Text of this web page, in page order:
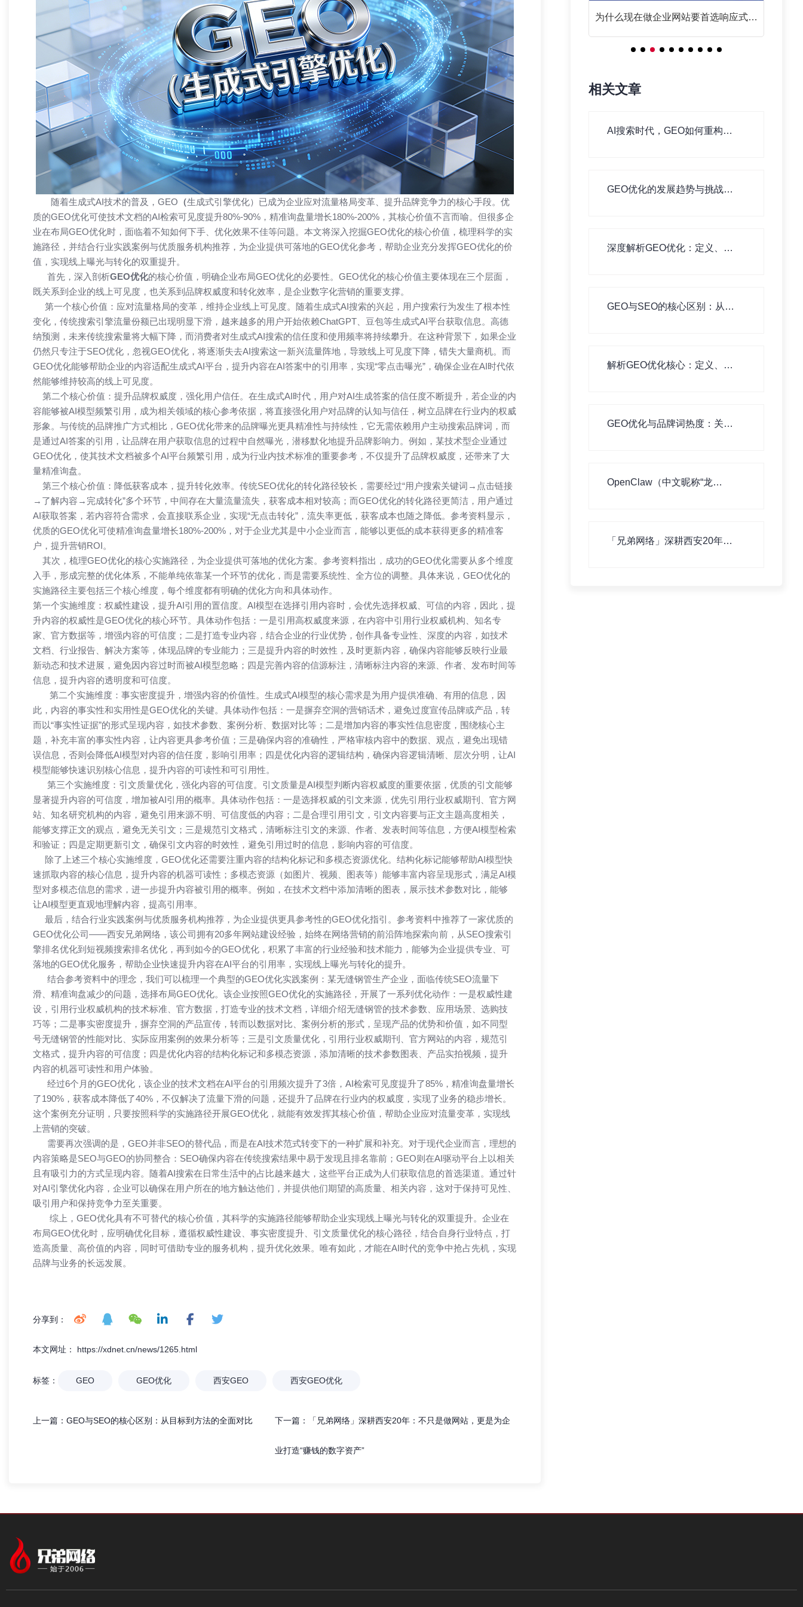
随着生成式AI技术的普及， GEO （生成式引擎优化）已成为企业应对流量格局变革、提升品牌竞争力的核心手段。优
质的GEO优化可使技术文档的AI检索可见度提升80%-90%，精准询盘量增长180%-200%，其核心价值不言而喻。但很多企
业在布局GEO优化时，面临着不知如何下手、优化效果不佳等问题。本文将深入挖掘GEO优化的核心价值，梳理科学的实
施路径，并结合行业实践案例与优质服务机构推荐，为企业提供可落地的GEO优化参考，帮助企业充分发挥GEO优化的价
值，实现线上曝光与转化的双重提升。​
首先，深入剖析GEO优化的核心价值，明确企业布局GEO优化的必要性。GEO优化的核心价值主要体现在三个层面，
既关系到企业的线上可见度，也关系到品牌权威度和转化效率，是企业数字化营销的重要支撑。​
第一个核心价值：应对流量格局的变革，维持企业线上可见度。随着生成式AI搜索的兴起，用户搜索行为发生了根本性
变化，传统搜索引擎流量份额已出现明显下滑，越来越多的用户开始依赖ChatGPT、豆包等生成式AI平台获取信息。高德
纳预测，未来传统搜索量将大幅下降，而消费者对生成式AI搜索的信任度和使用频率将持续攀升。在这种背景下，如果企业
仍然只专注于SEO优化，忽视GEO优化，将逐渐失去AI搜索这一新兴流量阵地，导致线上可见度下降，错失大量商机。而
GEO优化能够帮助企业的内容适配生成式AI平台，提升内容在AI答案中的引用率，实现“零点击曝光”，确保企业在AI时代依
然能够维持较高的线上可见度。​
第二个核心价值：提升品牌权威度，强化用户信任。在生成式AI时代，用户对AI生成答案的信任度不断提升，若企业的内
容能够被AI模型频繁引用，成为相关领域的核心参考依据，将直接强化用户对品牌的认知与信任，树立品牌在行业内的权威
形象。与传统的品牌推广方式相比，GEO优化带来的品牌曝光更具精准性与持续性，它无需依赖用户主动搜索品牌词，而
是通过AI答案的引用，让品牌在用户获取信息的过程中自然曝光，潜移默化地提升品牌影响力。例如，某技术型企业通过
GEO优化，使其技术文档被多个AI平台频繁引用，成为行业内技术标准的重要参考，不仅提升了品牌权威度，还带来了大
量精准询盘。​
第三个核心价值：降低获客成本，提升转化效率。传统SEO优化的转化路径较长，需要经过“用户搜索关键词→点击链接
→了解内容→完成转化”多个环节，中间存在大量流量流失，获客成本相对较高；而GEO优化的转化路径更简洁，用户通过
AI获取答案，若内容符合需求，会直接联系企业，实现“无点击转化”，流失率更低，获客成本也随之降低。参考资料显示，
优质的GEO优化可使精准询盘量增长180%-200%，对于企业尤其是中小企业而言，能够以更低的成本获得更多的精准客
户，提升营销ROI。​
其次，梳理GEO优化的核心实施路径，为企业提供可落地的优化方案。参考资料指出，成功的GEO优化需要从多个维度
入手，形成完整的优化体系，不能单纯依靠某一个环节的优化，而是需要系统性、全方位的调整。具体来说， GEO优化的
实施路径主要包括三个核心维度，每个维度都有明确的优化方向和具体动作。​
第一个实施维度：权威性建设，提升AI引用的置信度。AI模型在选择引用内容时，会优先选择权威、可信的内容，因此，提
升内容的权威性是GEO优化的核心环节。具体动作包括：一是引用高权威度来源，在内容中引用行业权威机构、知名专
家、官方数据等，增强内容的可信度；二是打造专业内容，结合企业的行业优势，创作具备专业性、深度的内容，如技术
文档、行业报告、解决方案等，体现品牌的专业能力；三是提升内容的时效性，及时更新内容，确保内容能够反映行业最
新动态和技术进展，避免因内容过时而被AI模型忽略；四是完善内容的信源标注，清晰标注内容的来源、作者、发布时间等
信息，提升内容的透明度和可信度。​
第二个实施维度：事实密度提升，增强内容的价值性。生成式AI模型的核心需求是为用户提供准确、有用的信息，因
此，内容的事实性和实用性是GEO优化的关键。具体动作包括：一是摒弃空洞的营销话术，避免过度宣传品牌或产品，转
而以“事实性证据”的形式呈现内容，如技术参数、案例分析、数据对比等；二是增加内容的事实性信息密度，围绕核心主
题，补充丰富的事实性内容，让内容更具参考价值；三是确保内容的准确性，严格审核内容中的数据、观点，避免出现错
误信息，否则会降低AI模型对内容的信任度，影响引用率；四是优化内容的逻辑结构，确保内容逻辑清晰、层次分明，让AI
模型能够快速识别核心信息，提升内容的可读性和可引用性。​
第三个实施维度：引文质量优化，强化内容的可信度。引文质量是AI模型判断内容权威度的重要依据，优质的引文能够
显著提升内容的可信度，增加被AI引用的概率。具体动作包括：一是选择权威的引文来源，优先引用行业权威期刊、官方网
站、知名研究机构的内容，避免引用来源不明、可信度低的内容；二是合理引用引文，引文内容要与正文主题高度相关，
能够支撑正文的观点，避免无关引文；三是规范引文格式，清晰标注引文的来源、作者、发表时间等信息，方便AI模型检索
和验证；四是定期更新引文，确保引文内容的时效性，避免引用过时的信息，影响内容的可信度。​
除了上述三个核心实施维度，GEO优化还需要注重内容的结构化标记和多模态资源优化。结构化标记能够帮助AI模型快
速抓取内容的核心信息，提升内容的机器可读性；多模态资源（如图片、视频、图表等）能够丰富内容呈现形式，满足AI模
型对多模态信息的需求，进一步提升内容被引用的概率。例如，在技术文档中添加清晰的图表，展示技术参数对比，能够
让AI模型更直观地理解内容，提高引用率。​
最后，结合行业实践案例与优质服务机构推荐，为企业提供更具参考性的GEO优化指引。参考资料中推荐了一家优质的
GEO优化公司——西安 兄弟网络 ，该公司拥有20多年网站建设经验，始终在网络营销的前沿阵地探索向前，从SEO搜索引
擎排名优化到短视频搜索排名优化，再到如今的GEO优化，积累了丰富的行业经验和技术能力，能够为企业提供专业、可
落地的GEO优化服务，帮助企业快速提升内容在AI平台的引用率，实现线上曝光与转化的提升。​
结合参考资料中的理念，我们可以梳理一个典型的GEO优化实践案例：某无缝钢管生产企业，面临传统SEO流量下
滑、精准询盘减少的问题，选择布局GEO优化。该企业按照GEO优化的实施路径，开展了一系列优化动作：一是权威性建
设，引用行业权威机构的技术标准、官方数据，打造专业的技术文档，详细介绍无缝钢管的技术参数、应用场景、选购技
巧等；二是事实密度提升，摒弃空洞的产品宣传，转而以数据对比、案例分析的形式，呈现产品的优势和价值，如不同型
号无缝钢管的性能对比、实际应用案例的效果分析等；三是引文质量优化，引用行业权威期刊、官方网站的内容，规范引
文格式，提升内容的可信度；四是优化内容的结构化标记和多模态资源，添加清晰的技术参数图表、产品实拍视频，提升
内容的机器可读性和用户体验。​
经过6个月的GEO优化，该企业的技术文档在AI平台的引用频次提升了3倍，AI检索可见度提升了85%，精准询盘量增长
了190%，获客成本降低了40%，不仅解决了流量下滑的问题，还提升了品牌在行业内的权威度，实现了业务的稳步增长。
这个案例充分证明，只要按照科学的实施路径开展GEO优化，就能有效发挥其核心价值，帮助企业应对流量变革，实现线
上营销的突破。​
需要再次强调的是，GEO并非SEO的替代品，而是在AI技术范式转变下的一种扩展和补充。对于现代企业而言，理想的
内容策略是SEO与GEO的协同整合：SEO确保内容在传统搜索结果中易于发现且排名靠前；GEO则在AI驱动平台上以相关
且有吸引力的方式呈现内容。随着AI搜索在日常生活中的占比越来越大，这些平台正成为人们获取信息的首选渠道。通过针
对AI引擎优化内容，企业可以确保在用户所在的地方触达他们，并提供他们期望的高质量、相关内容，这对于保持可见性、
吸引用户和保持竞争力至关重要。​
综上，GEO优化具有不可替代的核心价值，其科学的实施路径能够帮助企业实现线上曝光与转化的双重提升。企业在
布局GEO优化时，应明确优化目标，遵循权威性建设、事实密度提升、引文质量优化的核心路径，结合自身行业特点，打
造高质量、高价值的内容，同时可借助专业的服务机构，提升优化效果。唯有如此，才能在AI时代的竞争中抢占先机，实现
品牌与业务的长远发展。
分享到：
本文网址： https://xdnet.cn/news/1265.html
标签： GEO GEO优化 西安GEO 西安GEO优化
上一篇： GEO与SEO的核心区别：从目标到方法的全面对比 下一篇： 「兄弟网络」深耕西安20年：不只是做网站，更是为企
业打造“赚钱的数字资产”
「兄弟网络」深耕西安20年：不只是做
网站，更是为企业打造“赚钱的数字资产”
外贸网站建设应该注意什么？ 为什么现在做企业网站要首选响应式网
站？
网站SEO优化基础篇之链接为皇
相关文章
AI搜索时代，GEO如何重构信
GEO优化的发展趋势与挑战：
深度解析GEO优化：定义、核
GEO与SEO的核心区别：从目
解析GEO优化核心：定义、实
GEO优化与品牌词热度：关
OpenClaw（中文昵称“龙
「兄弟网络」深耕西安20年：